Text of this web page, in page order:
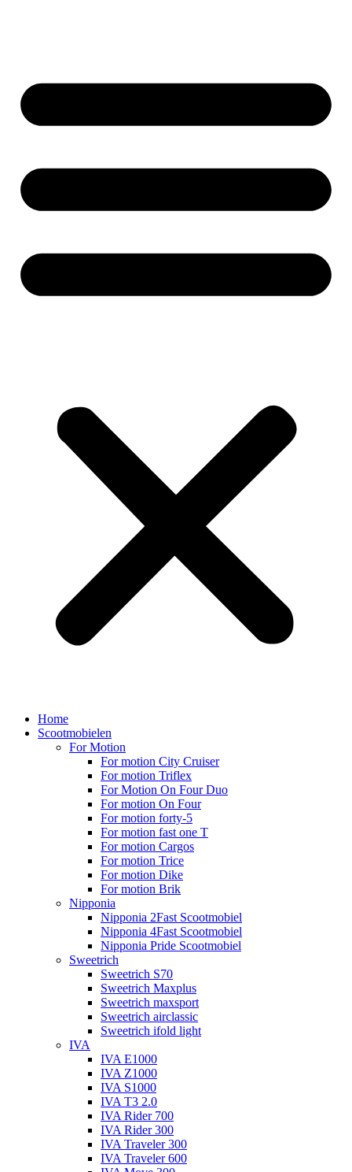
Home
Scootmobielen
For Motion
For motion City Cruiser
For motion Triflex
For Motion On Four Duo
For motion On Four
For motion forty-5
For motion fast one T
For motion Cargos
For motion Trice
For motion Dike
For motion Brik
Nipponia
Nipponia 2Fast Scootmobiel
Nipponia 4Fast Scootmobiel
Nipponia Pride Scootmobiel
Sweetrich
Sweetrich S70
Sweetrich Maxplus
Sweetrich maxsport
Sweetrich airclassic
Sweetrich ifold light
IVA
IVA E1000
IVA Z1000
IVA S1000
IVA T3 2.0
IVA Rider 700
IVA Rider 300
IVA Traveler 300
IVA Traveler 600